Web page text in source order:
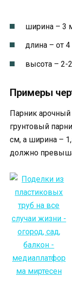
ширина – 3
длина – от
высота – 2-
Примеры
Парник арочный
грунтовый
см, а ширина –
должно